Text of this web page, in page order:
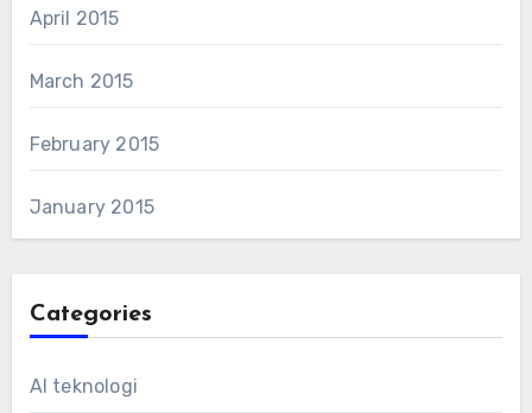
April 2015
March 2015
February 2015
January 2015
Categories
AI teknologi